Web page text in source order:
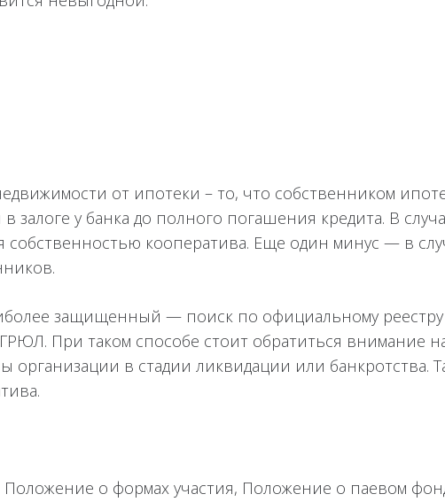
от ипотеки – то, что собственником
в залоге у банка до полного погашения кредита. В
собственностью кооператива. Еще один минус — в
защищенный — поиск по официальному реестру
При таком способе стоит обратиться внимание
организации в стадии ликвидации или банкротства.
Положение о формах участия, Положение о паевом